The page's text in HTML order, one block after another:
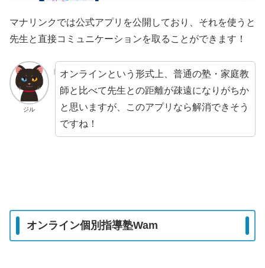
マナリンクでは公式アプリを公開しており、それを使うと
先生と直接コミュニケーションを取ることができます！
ジル
オンラインという形式上、普通の塾・家庭教
師と比べて先生との距離が疎遠になりがちか
と思いますが、このアプリなら解消できそう
ですね！
オンライン個別指導塾Wam